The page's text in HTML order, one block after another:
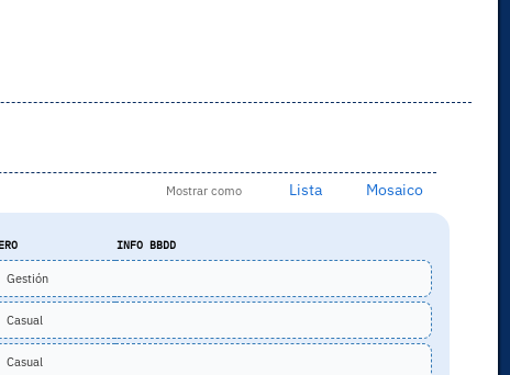
Mostrar como Lista Mosaico
INFO BBDD
Gestión
Casual
Casual